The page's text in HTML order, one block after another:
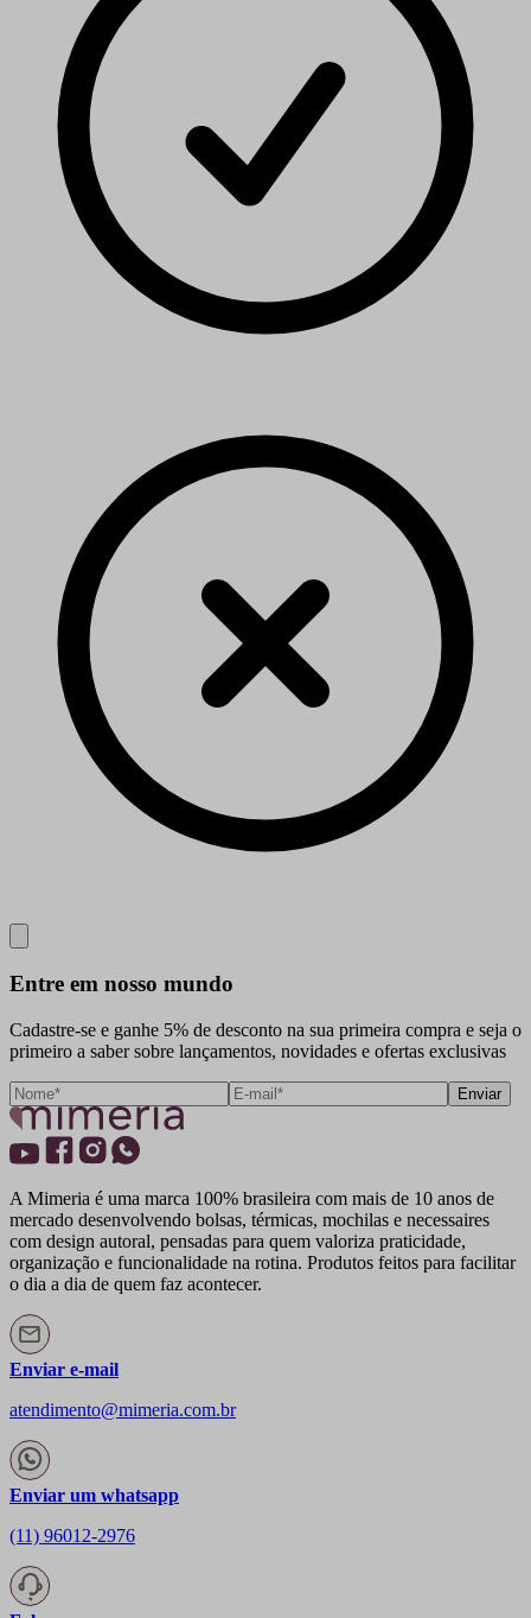
Entre em nosso mundo
Cadastre-se e ganhe 5% de desconto na sua primeira compra e seja o
primeiro a saber sobre lançamentos, novidades e ofertas exclusivas
Enviar
A Mimeria é uma marca 100% brasileira com mais de 10 anos de
mercado desenvolvendo bolsas, térmicas, mochilas e necessaires
com design autoral, pensadas para quem valoriza praticidade,
organização e funcionalidade na rotina. Produtos feitos para facilitar
o dia a dia de quem faz acontecer.
Enviar e-mail
atendimento@mimeria.com.br
Enviar um whatsapp
(11) 96012-2976